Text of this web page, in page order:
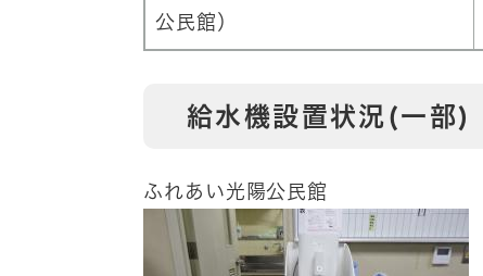
公民館）
給水機​​設置状況(一部)
ふれあい光陽公民館